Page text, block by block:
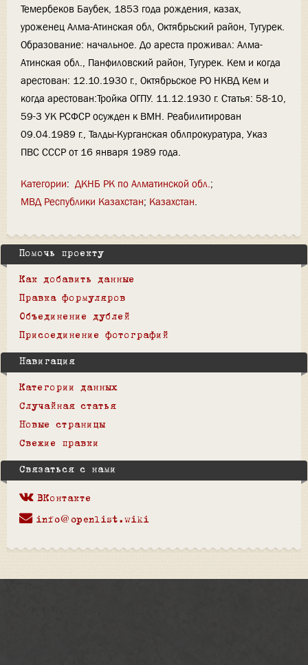
Темербеков Баубек, 1853 года рождения, казах,
уроженец Алма-Атинская обл, Октябрьский район, Тугурек.
Образование: начальное. До ареста проживал: Алма-
Атинская обл., Панфиловский район, Тугурек. Кем и когда
арестован: 12.10.1930 г., Октябрьское РО НКВД Кем и
когда арестован:Тройка ОГПУ. 11.12.1930 г. Статья: 58-10,
59-3 УК РСФСР осужден к ВМН. Реабилитирован
09.04.1989 г., Талды-Курганская облпрокуратура, Указ
ПВС СССР от 16 января 1989 года.
Категории: ДКНБ РК по Алматинской обл.
МВД Республики Казахстан Казахстан
Помочь проекту
Как добавить данные
Правка формуляров
Объединение дублей
Присоединение фотографий
Навигация
Категории данных
Случайная статья
Новые страницы
Свежие правки
Связаться с нами
ВКонтакте
info@openlist.wiki